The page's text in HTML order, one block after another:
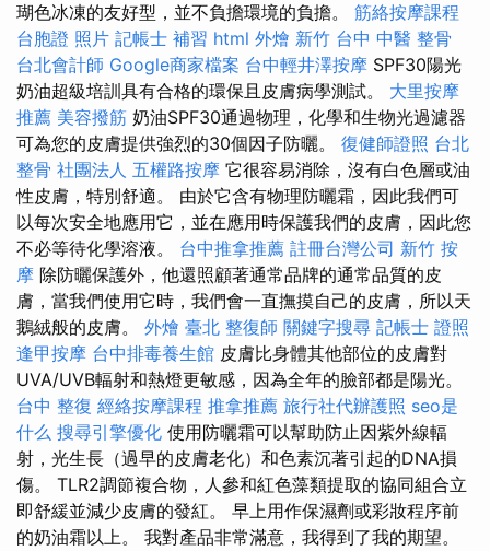
瑚色冰凍的友好型，並不負擔環境的負擔。 筋絡按摩課程
台胞證 照片 記帳士 補習 html 外燴 新竹 台中 中醫 整骨
台北會計師 Google商家檔案 台中輕井澤按摩 SPF30陽光
奶油超級培訓具有合格的環保且皮膚病學測試。 大里按摩
推薦 美容撥筋 奶油SPF30通過物理，化學和生物光過濾器
可為您的皮膚提供強烈的30個因子防曬。 復健師證照 台北
整骨 社團法人 五權路按摩 它很容易消除，沒有白色層或油
性皮膚，特別舒適。 由於它含有物理防曬霜，因此我們可
以每次安全地應用它，並在應用時保護我們的皮膚，因此您
不必等待化學溶液。 台中推拿推薦 註冊台灣公司 新竹 按
摩 除防曬保護外，他還照顧著通常品牌的通常品質的皮
膚，當我們使用它時，我們會一直撫摸自己的皮膚，所以天
鵝絨般的皮膚。 外燴 臺北 整復師 關鍵字搜尋 記帳士 證照
逢甲按摩 台中排毒養生館 皮膚比身體其他部位的皮膚對
UVA/UVB輻射和熱燈更敏感，因為全年的臉部都是陽光。
台中 整復 經絡按摩課程 推拿推薦 旅行社代辦護照 seo是
什么 搜尋引擎優化 使用防曬霜可以幫助防止因紫外線輻
射，光生長（過早的皮膚老化）和色素沉著引起的DNA損
傷。 TLR2調節複合物，人參和紅色藻類提取的協同組合立
即舒緩並減少皮膚的發紅。 早上用作保濕劑或彩妝程序前
的奶油霜以上。 我對產品非常滿意，我得到了我的期望。